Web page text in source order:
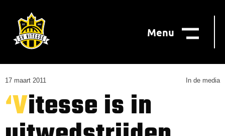
Menu
17 maart 2011 In de media
‘Vitesse is in